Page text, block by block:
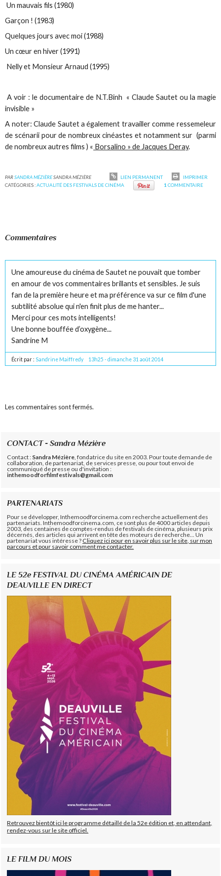
Un mauvais fils (1980)
Garçon ! (1983)
Quelques jours avec moi (1988)
Un cœur en hiver (1991)
Nelly et Monsieur Arnaud (1995)
A voir : le documentaire de N.T.Binh « Claude Sautet ou la magie
invisible »
A noter: Claude Sautet a également travailler comme ressemeleur
de scénarii pour de nombreux cinéastes et notamment sur (parmi
de nombreux autres films ) « Borsalino » de Jacques Deray.
PARSANDRA MÉZIÈRESANDRA MÉZIÈRE LIEN PERMANENT
IMPRIMER
CATÉGORIES :ACTUALITÉ DES FESTIVALS DE CINÉMA 1 COMMENTAIRE
Commentaires
Une amoureuse du cinéma de Sautet ne pouvait que tomber
en amour de vos commentaires brillants et sensibles. Je suis
fan de la première heure et ma préférence va sur ce film d'une
subtilité absolue qui n'en finit plus de me hanter...
Merci pour ces mots intelligents!
Une bonne bouffée d’oxygène...
Sandrine M
Écrit par : Sandrine Maiffredy 13h25 -dimanche 31 août 2014
Les commentaires sont fermés.
CONTACT - Sandra Mézière
Contact : Sandra Mézière , fondatrice du site en 2003. Pour toute demande de
collaboration, de partenariat, de services presse, ou pour tout envoi de
communiqué de presse ou d'invitation :
inthemoodforfilmfestivals@gmail.com
PARTENARIATS
Pour se développer, Inthemoodforcinema.com recherche actuellement des
partenariats. Inthemoodforcinema.com, ce sont plus de 4000 articles depuis
2003, des centaines de comptes-rendus de festivals de cinéma, plusieurs prix
décernés, des articles qui arrivent en tête des moteurs de recherche... Un
partenariat vous intéresse ?Cliquez ici pour en savoir plus sur le site, sur mon
parcours et pour savoir comment me contacter.
LE 52e FESTIVAL DU CINÉMA AMÉRICAIN DE
DEAUVILLE EN DIRECT
Retrouvez bientôt ici le programme détaillé de la 52e édition et, en attendant,
rendez-vous sur le site officiel.
LE FILM DU MOIS